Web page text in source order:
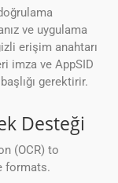
ve uygulama
erişim anahtarı
imza ve AppSID
gerektirir.
Desteği
(OCR) to
formats.